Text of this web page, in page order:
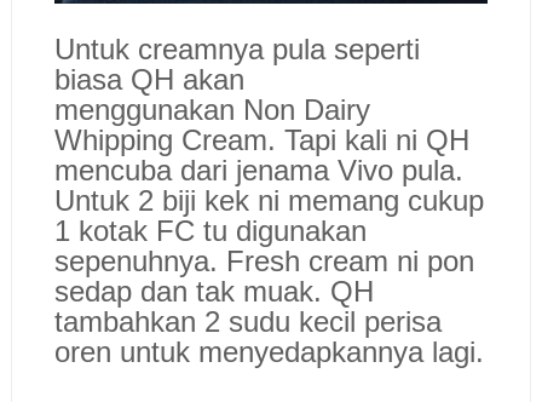
Untuk creamnya pula seperti
biasa QH akan
menggunakan Non Dairy
Whipping Cream. Tapi kali ni QH
mencuba dari jenama Vivo pula.
Untuk 2 biji kek ni memang cukup
1 kotak FC tu digunakan
sepenuhnya. Fresh cream ni pon
sedap dan tak muak. QH
tambahkan 2 sudu kecil perisa
oren untuk menyedapkannya lagi.